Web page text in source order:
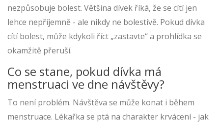
nezpůsobuje bolest. Většina dívek říká, že se cítí jen
lehce nepříjemně - ale nikdy ne bolestivě. Pokud dívka
cítí bolest, může kdykoli říct „zastavte“ a prohlídka se
okamžitě přeruší.
Co se stane, pokud dívka má
menstruaci ve dne návštěvy?
To není problém. Návštěva se může konat i během
menstruace. Lékařka se ptá na charakter krvácení - jak